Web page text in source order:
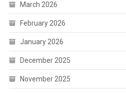
March 2026
February 2026
January 2026
December 2025
November 2025